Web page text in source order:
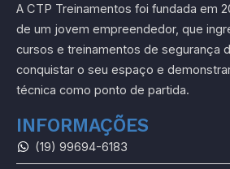
A CTP Treinamentos foi fundada em
de um jovem empreendedor, que
cursos e treinamentos de segurança
conquistar o seu espaço e
técnica como ponto de partida.
INFORMAÇÕES
(19) 99694-6183